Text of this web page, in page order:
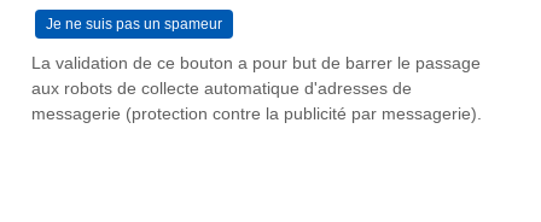
La validation de ce bouton a pour but de barrer le passage
aux robots de collecte automatique d'adresses de
messagerie (protection contre la publicité par messagerie).